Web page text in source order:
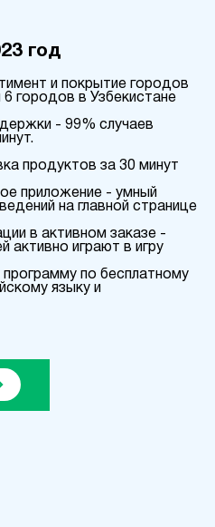
год
и покрытие городов
городов в Узбекистане
- 99% случаев
продуктов за 30 минут
приложение - умный
на главной странице
в активном заказе -
активно играют в игру
по бесплатному
языку и